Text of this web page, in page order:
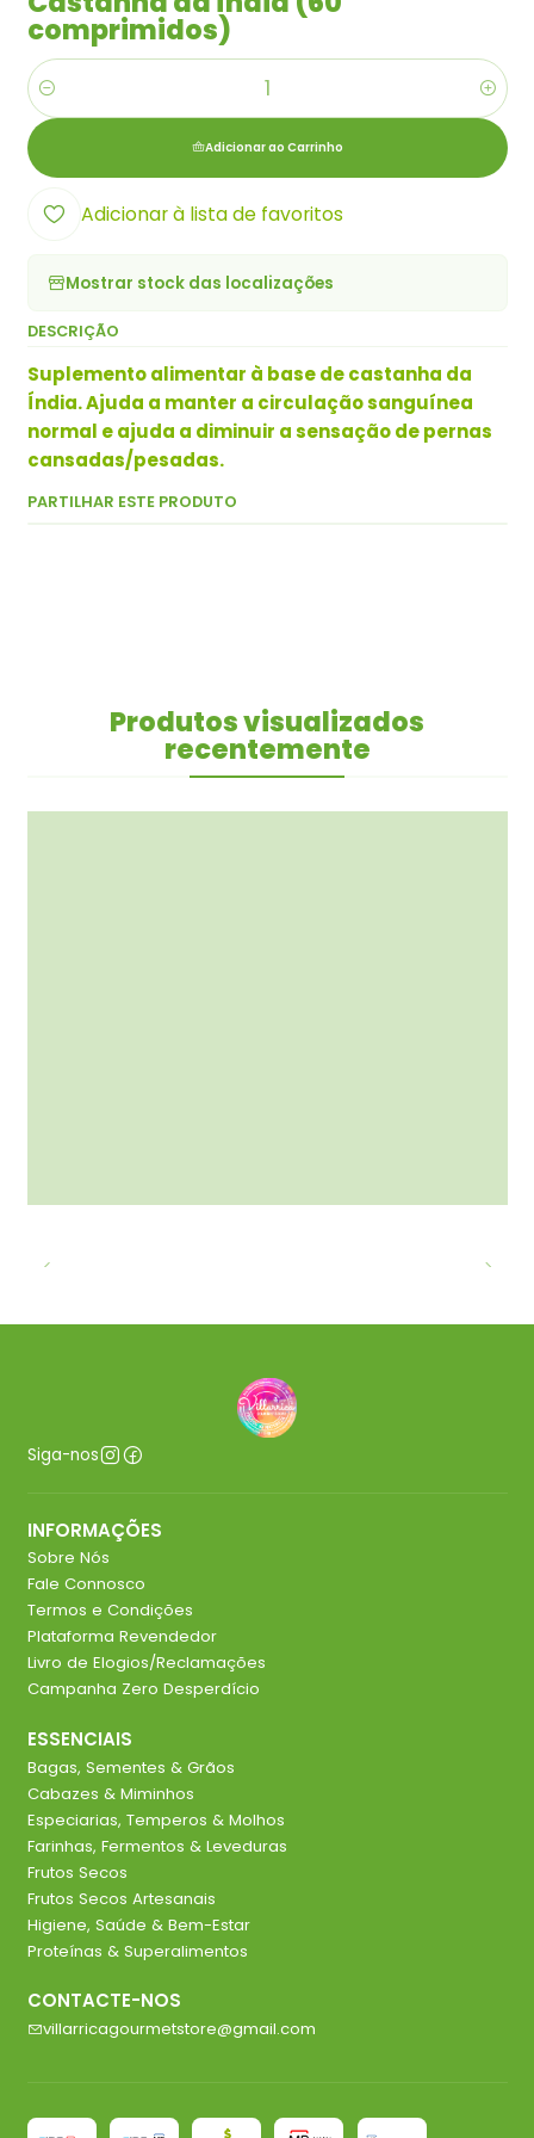
comprimidos)
Quantidade
Adicionar ao Carrinho
Adicionar à lista de favoritos
Mostrar stock das localizações
DESCRIÇÃO
Suplemento alimentar à base de castanha da
Índia. Ajuda a manter a circulação sanguínea
normal e ajuda a diminuir a sensação de pernas
cansadas/pesadas.
PARTILHAR ESTE PRODUTO
Produtos visualizados
recentemente
Siga-nos
INFORMAÇÕES
Sobre Nós
Fale Connosco
Termos e Condições
Plataforma Revendedor
Livro de Elogios/Reclamações
Campanha Zero Desperdício
ESSENCIAIS
Bagas, Sementes & Grãos
Cabazes & Miminhos
Especiarias, Temperos & Molhos
Farinhas, Fermentos & Leveduras
Frutos Secos
Frutos Secos Artesanais
Higiene, Saúde & Bem-Estar
Proteínas & Superalimentos
CONTACTE-NOS
villarricagourmetstore@gmail.com